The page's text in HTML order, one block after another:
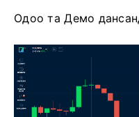
Одоо та Демо